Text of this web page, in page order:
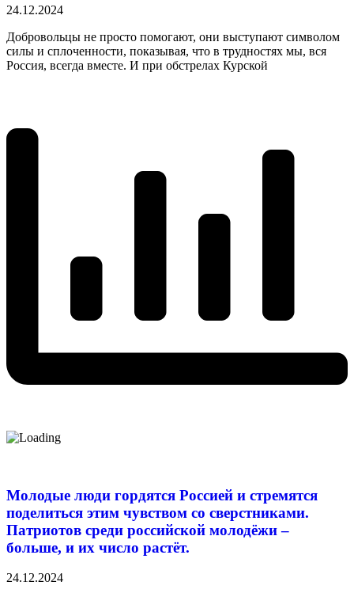
24.12.2024
Добровольцы не просто помогают, они выступают символом
силы и сплоченности, показывая, что в трудностях мы, вся
Россия, всегда вместе. И при обстрелах Курской
Молодые люди гордятся Россией и стремятся
поделиться этим чувством со сверстниками.
Патриотов среди российской молодёжи –
больше, и их число растёт.
24.12.2024